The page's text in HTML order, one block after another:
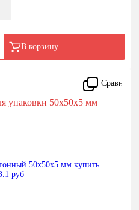
В корзину
Сравнить
упаковки 50x50x5 мм